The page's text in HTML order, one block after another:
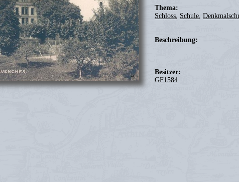
Thema:
Schloss, Schule,
Beschreibung:
Besitzer:
GF1584